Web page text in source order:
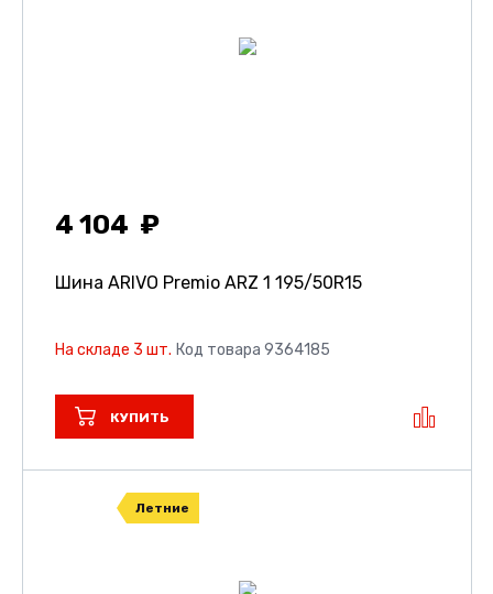
4 104
Шина ARIVO Premio ARZ 1 195/50R15
На складе 3 шт. Код товара 9364185
КУПИТЬ
Летние